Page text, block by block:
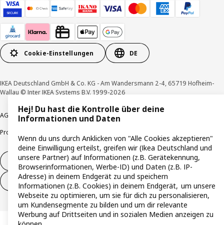
Cookie-Einstellungen DE
IKEA Deutschland GmbH & Co. KG - Am Wandersmann 2-4, 65719 Hofheim-
Wallau © Inter IKEA Systems B.V. 1999-2026
AGB BarrierefreiheitCookie-RichtlinieDatenschutzerklärung
Produktrückrufe
Vertrag widerrufen
Vertrag widerrufen (Services & Leistungen)
Hej! Du hast die Kontrolle über deine
Informationen und Daten
Wenn du uns durch Anklicken von "Alle Cookies akzeptieren"
deine Einwilligung erteilst, greifen wir (Ikea Deutschland und
unsere Partner) auf Informationen (z.B. Gerätekennung,
Browserinformationen, Werbe-ID) und Daten (z.B. IP-
Adresse) in deinem Endgerät zu und speichern
Informationen (z.B. Cookies) in deinem Endgerät, um unsere
Webseite zu optimieren, um sie für dich zu personalisieren,
um Kundensegmente zu bilden und um dir relevante
Werbung auf Drittseiten und in sozialen Medien anzeigen zu